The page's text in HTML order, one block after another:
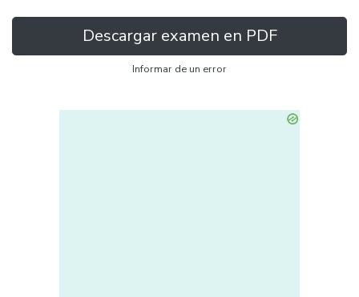
Descargar examen en PDF
Informar de un error